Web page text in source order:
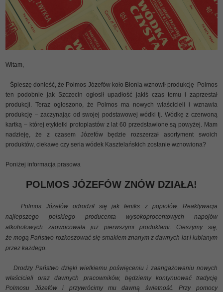
Witam,
Śpieszę donieść, że Polmos Józefów koło Błonia wznowił produkcję Polmos
ten podobnie jak Szczecin ogłosił upadłość jakiś czas temu i zaprzestał
produkcji. Teraz ogłoszono, że Polmos ma nowych właścicieli i wznawia
produkcję – zaczynając od swojej podstawowej wódki tj. Wódkę z czerwoną
kartką – której etykietki protoplastów z lat 60 przedstawione są powyżej. Mam
nadzieję, że z czasem Józefów będzie rozszerzał asortyment swoich
produktów, ciekawe czy seria wódek Kasztelańskich zostanie wznowiona?
Poniżej informacja prasowa
POLMOS JÓZEFÓW ZNÓW DZIAŁA!
Polmos Józefów odrodził się jak feniks z popiołów. Reaktywacja
najlepszego polskiego producenta wysokoprocentowych napojów
alkoholowych zaowocowała już pierwszymi produktami. Cieszymy się,
że mogą Państwo rozkoszować się smakiem znanym z dawnych lat i lubianym
przez każdego.
Drodzy Państwo dzięki wielkiemu poświęceniu i zaangażowaniu nowych
właścicieli oraz dawnych pracowników, będziemy kontynuować tradycję
Polmosu Józefów i przywrócimy mu dawną świetność. Przy pomocy